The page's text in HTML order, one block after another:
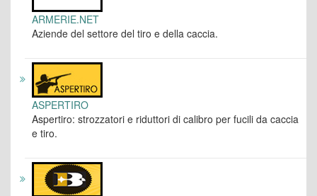
ARMERIE.NET
Aziende del settore del tiro e della caccia.
ASPERTIRO
Aspertiro: strozzatori e riduttori di calibro per fucili da caccia
e tiro.